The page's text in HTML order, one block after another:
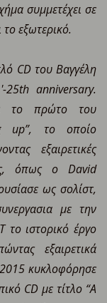
συμμετέχει σε
εξωτερικό.
CD του Βαγγέλη
anniversary.
το πρώτο του
up”, το οποίο
εξαιρετικές
όπως ο David
ως σολίστ,
με την
το ιστορικό έργο
εξαιρετικά
2015 κυκλοφόρησε
CD με τίτλο “Α